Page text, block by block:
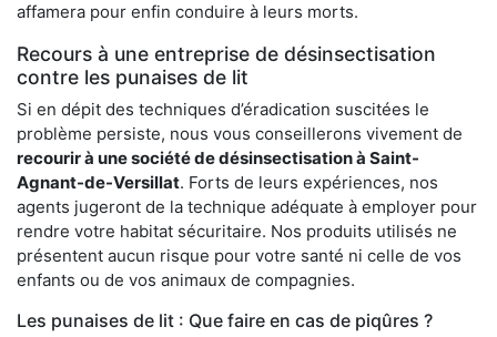
affamera pour enfin conduire à leurs morts.
Recours à une entreprise de désinsectisation
contre les punaises de lit
Si en dépit des techniques d’éradication suscitées le
problème persiste, nous vous conseillerons vivement de
recourir à une société de désinsectisation à Saint-
Agnant-de-Versillat. Forts de leurs expériences, nos
agents jugeront de la technique adéquate à employer pour
rendre votre habitat sécuritaire. Nos produits utilisés ne
présentent aucun risque pour votre santé ni celle de vos
enfants ou de vos animaux de compagnies.
Les punaises de lit : Que faire en cas de piqûres ?